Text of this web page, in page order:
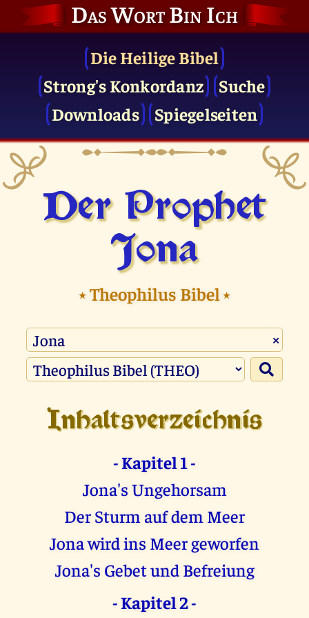
Das Wort Bin Ich
Die Heilige Bibel
Strong's Konkordanz
Suche
Downloads
Spiegelseiten
Der Prophet
Jona
⭑Theophilus Bibel⭑
×
Inhaltsverzeichnis
- Kapitel 1 -
Jona's Ungehorsam
Der Sturm auf dem Meer
Jona wird ins Meer geworfen
Jona's Gebet und Befreiung
- Kapitel 2 -